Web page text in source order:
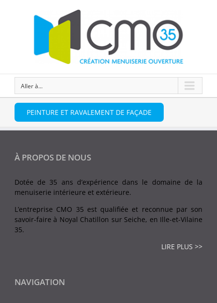
Aller à...
PEINTURE ET RAVALEMENT DE FAÇADE
À PROPOS DE NOUS
Dotée de 35 ans d’expérience dans le domaine de la
menuiserie intérieure et extérieure.
L’entreprise CMO 35 est qualifiée et reconnue par son
savoir-faire à Noyal Chatillon sur Seiche, en Ille-et-Vilaine
35.
LIRE PLUS >>
NAVIGATION